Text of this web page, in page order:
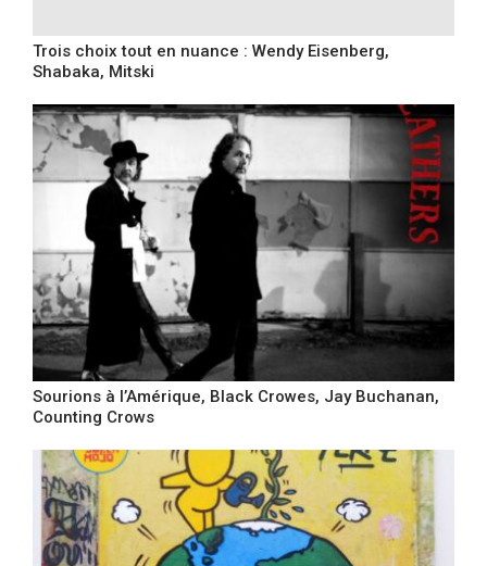
Trois choix tout en nuance : Wendy Eisenberg,
Shabaka, Mitski
Sourions à l’Amérique, Black Crowes, Jay Buchanan,
Counting Crows